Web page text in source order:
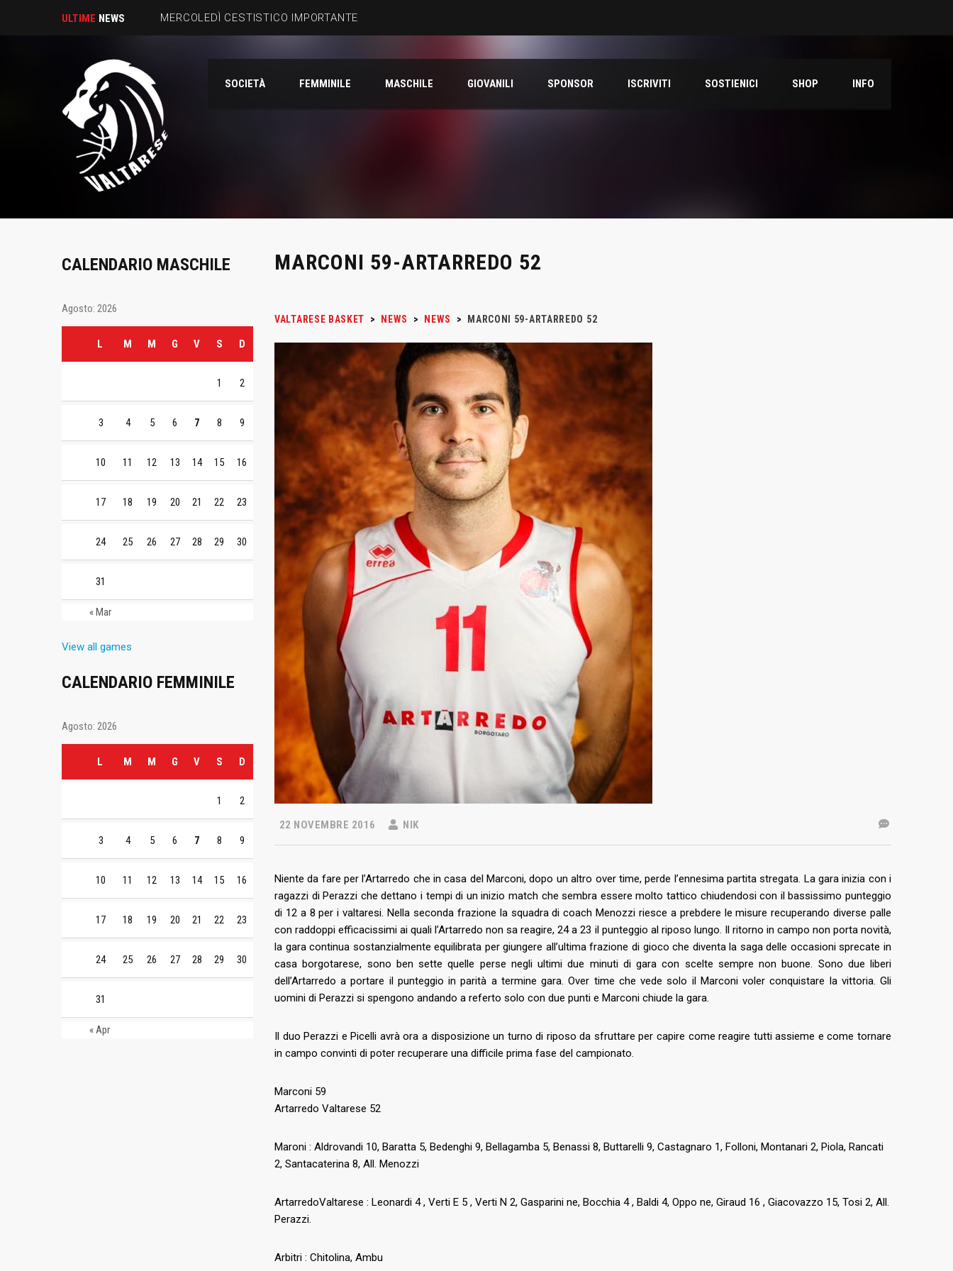
ULTIME NEWS MERCOLEDÌ CESTISTICO IMPORTANTE
SOCIETÀ FEMMINILE MASCHILE GIOVANILI SPONSOR ISCRIVITI SOSTIENICI SHOP INFO
MARCONI 59-ARTARREDO 52
VALTARESE BASKET > NEWS > NEWS > MARCONI 59-ARTARREDO 52
22 NOVEMBRE 2016 NIK
Niente da fare per l’Artarredo che in casa del Marconi, dopo un altro over time, perde l’ennesima partita stregata. La gara inizia con i
ragazzi di Perazzi che dettano i tempi di un inizio match che sembra essere molto tattico chiudendosi con il bassissimo punteggio
di 12 a 8 per i valtaresi. Nella seconda frazione la squadra di coach Menozzi riesce a prebdere le misure recuperando diverse palle
con raddoppi efficacissimi ai quali l’Artarredo non sa reagire, 24 a 23 il punteggio al riposo lungo. Il ritorno in campo non porta novità,
la gara continua sostanzialmente equilibrata per giungere all’ultima frazione di gioco che diventa la saga delle occasioni sprecate in
casa borgotarese, sono ben sette quelle perse negli ultimi due minuti di gara con scelte sempre non buone. Sono due liberi
dell’Artarredo a portare il punteggio in parità a termine gara. Over time che vede solo il Marconi voler conquistare la vittoria. Gli
uomini di Perazzi si spengono andando a referto solo con due punti e Marconi chiude la gara.
Il duo Perazzi e Picelli avrà ora a disposizione un turno di riposo da sfruttare per capire come reagire tutti assieme e come tornare
in campo convinti di poter recuperare una difficile prima fase del campionato.
Marconi 59
Artarredo Valtarese 52
Maroni : Aldrovandi 10, Baratta 5, Bedenghi 9, Bellagamba 5, Benassi 8, Buttarelli 9, Castagnaro 1, Folloni, Montanari 2, Piola, Rancati
2, Santacaterina 8, All. Menozzi
ArtarredoValtarese : Leonardi 4 , Verti E 5 , Verti N 2, Gasparini ne, Bocchia 4 , Baldi 4, Oppo ne, Giraud 16 , Giacovazzo 15, Tosi 2, All.
Perazzi.
Arbitri : Chitolina, Ambu
CALENDARIO MASCHILE
Agosto: 2026
L M M G V S D
« Mar
1 2
3 4 5 6 7 8 9
10 11 12 13 14 15 16
17 18 19 20 21 22 23
24 25 26 27 28 29 30
31
View all games
CALENDARIO FEMMINILE
Agosto: 2026
L M M G V S D
« Apr
1 2
3 4 5 6 7 8 9
10 11 12 13 14 15 16
17 18 19 20 21 22 23
24 25 26 27 28 29 30
31